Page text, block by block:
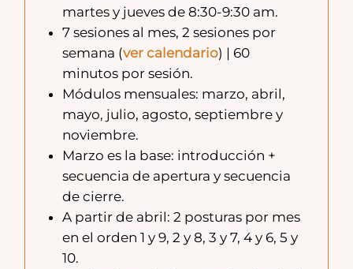
Zhìnéng
Qìgōng
módulos
cantidad
martes y jueves de 8:30-9:30 am.
7 sesiones al mes, 2 sesiones por
semana (ver calendario) | 60
minutos por sesión.
Módulos mensuales: marzo, abril,
mayo, julio, agosto, septiembre y
noviembre.
Marzo es la base: introducción +
secuencia de apertura y secuencia
de cierre.
A partir de abril: 2 posturas por mes
en el orden 1 y 9, 2 y 8, 3 y 7, 4 y 6, 5 y
10.